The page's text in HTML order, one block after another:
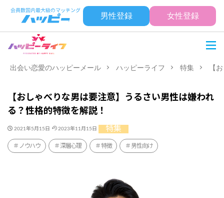
男性登録 女性登録
出会い恋愛のハッピーメール ハッピーライフ 特集 【
【おしゃべりな男は要注意】うるさい男性は嫌われ
る？性格的特徴を解説！
2021年5月15日 2023年11月15日 特集
ノウハウ 深層心理 特徴 男性向け